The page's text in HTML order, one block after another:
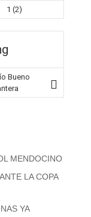
1 (2)
Bueno
MENDOCINO
LA COPA
YA